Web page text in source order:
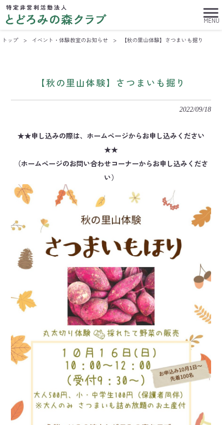
MENU
トップ > イベント・体験教室のお知らせ > 【秋の里山体験】さつまいも掘り
【秋の里山体験】さつまいも掘り
2022/09/18
★★申し込みの際は、ホームページからお申し込みください
★★
（ホームページのお問い合わせコーナーからお申し込みくださ
い）